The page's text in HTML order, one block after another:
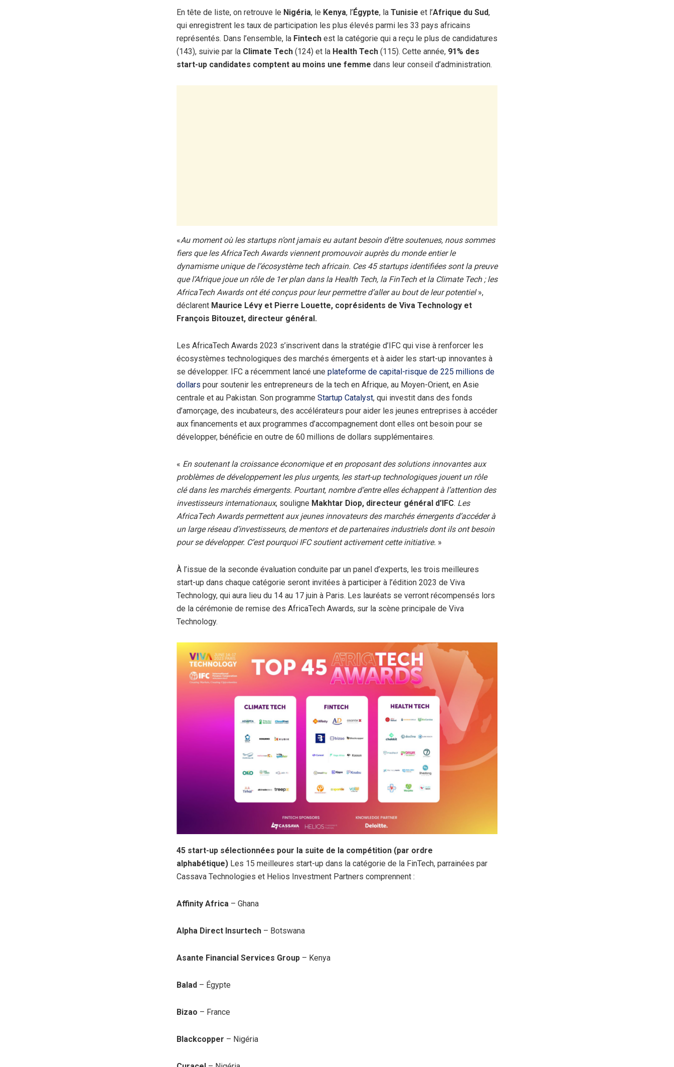
En tête de liste, on retrouve le Nigéria, le Kenya, l’Égypte, la Tunisie et l’Afrique du Sud,
qui enregistrent les taux de participation les plus élevés parmi les 33 pays africains
représentés. Dans l’ensemble, la Fintech est la catégorie qui a reçu le plus de candidatures
(143), suivie par la Climate Tech (124) et la Health Tech (115). Cette année, 91% des
start-up candidates comptent au moins une femme dans leur conseil d’administration.
«Au moment où les startups n’ont jamais eu autant besoin d’être soutenues, nous sommes
fiers que les AfricaTech Awards viennent promouvoir auprès du monde entier le
dynamisme unique de l’écosystème tech africain. Ces 45 startups identifiées sont la preuve
que l’Afrique joue un rôle de 1er plan dans la Health Tech, la FinTech et la Climate Tech ; les
AfricaTech Awards ont été conçus pour leur permettre d’aller au bout de leur potentiel»,
déclarent Maurice Lévy et Pierre Louette, coprésidents de Viva Technology et
François Bitouzet, directeur général.
Les AfricaTech Awards 2023 s’inscrivent dans la stratégie d’IFC qui vise à renforcer les
écosystèmes technologiques des marchés émergents et à aider les start-up innovantes à
se développer. IFC a récemment lancé une plateforme de capital-risque de 225 millions de
dollars pour soutenir les entrepreneurs de la tech en Afrique, au Moyen-Orient, en Asie
centrale et au Pakistan. Son programme Startup Catalyst, qui investit dans des fonds
d’amorçage, des incubateurs, des accélérateurs pour aider les jeunes entreprises à accéder
aux financements et aux programmes d’accompagnement dont elles ont besoin pour se
développer, bénéficie en outre de 60 millions de dollars supplémentaires.
« En soutenant la croissance économique et en proposant des solutions innovantes aux
problèmes de développement les plus urgents, les start-up technologiques jouent un rôle
clé dans les marchés émergents. Pourtant, nombre d’entre elles échappent à l’attention des
investisseurs internationaux, souligne Makhtar Diop, directeur général d’IFC. Les
AfricaTech Awards permettent aux jeunes innovateurs des marchés émergents d’accéder à
un large réseau d’investisseurs, de mentors et de partenaires industriels dont ils ont besoin
pour se développer. C’est pourquoi IFC soutient activement cette initiative. »
À l’issue de la seconde évaluation conduite par un panel d’experts, les trois meilleures
start-up dans chaque catégorie seront invitées à participer à l’édition 2023 de Viva
Technology, qui aura lieu du 14 au 17 juin à Paris. Les lauréats se verront récompensés lors
de la cérémonie de remise des AfricaTech Awards, sur la scène principale de Viva
Technology.
45 start-up sélectionnées pour la suite de la compétition (par ordre
alphabétique) Les 15 meilleures start-up dans la catégorie de la FinTech, parrainées par
Cassava Technologies et Helios Investment Partners comprennent :
Affinity Africa – Ghana
Alpha Direct Insurtech – Botswana
Asante Financial Services Group – Kenya
Balad – Égypte
Bizao – France
Blackcopper – Nigéria